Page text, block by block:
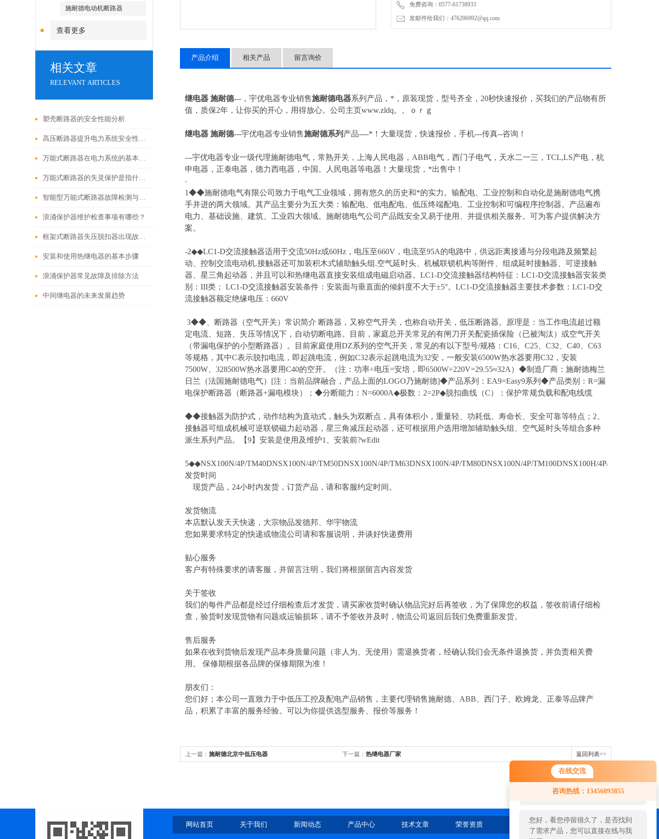
在线交流
咨询热线：13456093855
您好！欢迎前来咨询，很高兴为您
服务，请问您要咨询什么问题呢？
您好，看您停留很久了，是否找到
了需求产品，您可以直接在线与我
施耐德电动机断路器
查看更多
相关文章
RELEVANT ARTICLES
塑壳断路器的安全性能分析
高压断路器提升电力系统安全性的关键
万能式断路器在电力系统的基本功能
万能式断路器的失灵保护是指什么呢？
智能型万能式断路器故障检测与校准的技术逻辑
浪涌保护器维护检查事项有哪些？
框架式断路器失压脱扣器出现故障原因和解决方法
安装和使用热继电器的基本步骤
浪涌保护器常见故障及排除方法
中间继电器的未来发展趋势
免费咨询：0577-61738933
发邮件给我们：476206992@qq.com
产品介绍 相关产品 留言询价
继电器 施耐德---，宇优电器专业销售施耐德电器系列产品，*，原装现货，型号齐全，20秒快速报价，买我们的产品物有所
值，质保2年，让你买的开心，用得放心。公司主页www.zldq。。ｏｒｇ
继电器 施耐德---宇优电器专业销售施耐德系列 产品----*！大量现货，快速报价，手机---传真--咨询！
---宇优电器专业一级代理施耐德电气，常熟开关，上海人民电器，ABB电气，西门子电气，天水二一三，TCL,LS产电，杭
申电器，正泰电器，德力西电器，中国。人民电器等电器！大量现货，*出售中！
-
1◆◆施耐德电气有限公司致力于电气工业领域，拥有悠久的历史和*的实力。输配电、工业控制和自动化是施耐德电气携
手并进的两大领域。其产品主要分为五大类：输配电、低电配电、低压终端配电、工业控制和可编程序控制器。产品遍布
电力、基础设施、建筑、工业四大领域。施耐德电气公司产品既安全又易于使用、并提供相关服务。可为客户提供解决方
案。
-2◆◆LC1-D交流接触器适用于交流50Hz或60Hz，电压至660V，电流至95A的电路中，供远距离接通与分段电路及频繁起
动、控制交流电动机.接触器还可加装积木式辅助触头组.空气延时头、机械联锁机构等附件、组成延时接触器、可逆接触
器、星三角起动器，并且可以和热继电器直接安装组成电磁启动器。LC1-D交流接触器结构特征：LC1-D交流接触器安装类
别：III类； LC1-D交流接触器安装条件：安装面与垂直面的倾斜度不大于±5°。LC1-D交流接触器主要技术参数：LC1-D交
流接触器额定绝缘电压：660V
3◆◆、断路器（空气开关）常识简介 断路器，又称空气开关，也称自动开关，低压断路器。原理是：当工作电流超过额
定电流、短路、失压等情况下，自动切断电路。目前，家庭总开关常见的有闸刀开关配瓷插保险（已被淘汰）或空气开关
（带漏电保护的小型断路器）。目前家庭使用DZ系列的空气开关，常见的有以下型号/规格：C16、C25、C32、C40、C63
等规格，其中C表示脱扣电流，即起跳电流，例如C32表示起跳电流为32安，一般安装6500W热水器要用C32，安装
7500W、328500W热水器要用C40的空开。（注：功率÷电压=安培，即6500W÷220V=29.55≈32A）◆制造厂商：施耐德梅兰
日兰（法国施耐德电气）[注：当前品牌融合，产品上面的LOGO乃施耐德]◆产品系列：EA9=Easy9系列◆产品类别：R=漏
电保护断路器（断路器+漏电模块）；◆分断能力：N=6000A◆极数：2=2P◆脱扣曲线（C）：保护常规负载和配电线缆
◆◆接触器为防护式，动作结构为直动式，触头为双断点，具有体积小，重量轻、功耗低、寿命长、安全可靠等特点；2、
接触器可组成机械可逆联锁磁力起动器，星三角减压起动器，还可根据用户选用增加辅助触头组、空气延时头等组合多种
派生系列产品。【9】安装是使用及维护1、安装前?wEdit
5◆◆NSX100N/4P/TM40DNSX100N/4P/TM50DNSX100N/4P/TM63DNSX100N/4P/TM80DNSX100N/4P/TM100DNSX100H/4P/
发货时间
现货产品，24小时内发货，订货产品，请和客服约定时间。
发货物流
本店默认发天天快递，大宗物品发德邦、华宇物流
您如果要求特定的快递或物流公司请和客服说明，并谈好快递费用
贴心服务
客户有特殊要求的请客服，并留言注明，我们将根据留言内容发货
关于签收
我们的每件产品都是经过仔细检查后才发货，请买家收货时确认物品完好后再签收，为了保障您的权益，签收前请仔细检
查，验货时发现货物有问题或运输损坏，请不予签收并及时，物流公司返回后我们免费重新发货。
售后服务
如果在收到货物后发现产品本身质量问题（非人为、无使用）需退换货者，经确认我们会无条件退换货，并负责相关费
用。 保修期根据各品牌的保修期限为准！
朋友们：
您们好；本公司一直致力于中低压工控及配电产品销售，主要代理销售施耐德、ABB、西门子、欧姆龙、正泰等品牌产
品，积累了丰富的服务经验。可以为你提供选型服务、报价等服务！
上一篇： 施耐德北京中低压电器 下一篇： 热继电器厂家 返回列表>>
网站首页 关于我们 新闻动态 产品中心 技术文章 荣誉资质 在线留言 联系我们